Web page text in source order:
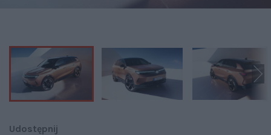
Udostępnij